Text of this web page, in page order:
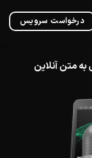
درخواست سرویس
متن آنلاین